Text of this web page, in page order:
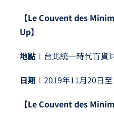
【Le Couvent des
Up】
地點︱ 台北統一時代百貨
日期 ︱ 2019年11月20日
【Le Couvent des